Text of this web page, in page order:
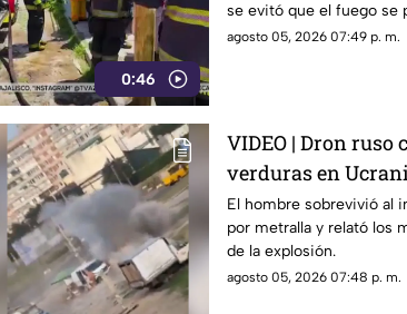
0:46
se evitó que el fuego se
agosto 05, 2026 07:49 p. m.
VIDEO | Dron ruso
verduras en
explosivo
El hombre sobrevivió al
por metralla y relató los
de la explosión.
agosto 05, 2026 07:48 p. m.